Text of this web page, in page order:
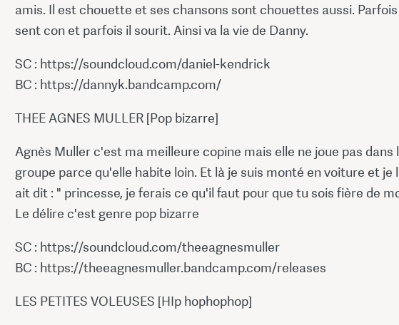
amis. Il est chouette et ses chansons sont chouettes aussi.
sent con et parfois il sourit. Ainsi va la vie de Danny.
SC : https://soundcloud.com/daniel-kendrick
BC : https://dannyk.bandcamp.com/
THEE AGNES MULLER [Pop bizarre]
Agnès Muller c'est ma meilleure copine mais elle ne joue pas dans
groupe parce qu'elle habite loin. Et là je suis monté en voiture et je
ait dit : " princesse, je ferais ce qu'il faut pour que tu sois fière de
Le délire c'est genre pop bizarre
SC : https://soundcloud.com/theeagnesmuller
BC : https://theeagnesmuller.bandcamp.com/releases
LES PETITES VOLEUSES [HIp hophophop]